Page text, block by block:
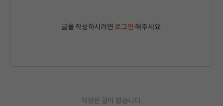
글을 작성하시려면 로그인 해주세요.
작성된 글이 없습니다.